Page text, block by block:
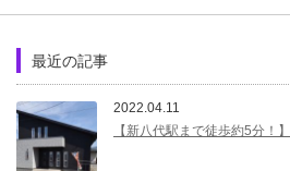
最近の記事
2022.04.11
【新八代駅まで徒歩約5分！